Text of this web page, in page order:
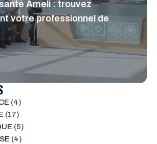
Ameli : trouvez
votre professionnel de
(4)
(17)
(5)
(4)